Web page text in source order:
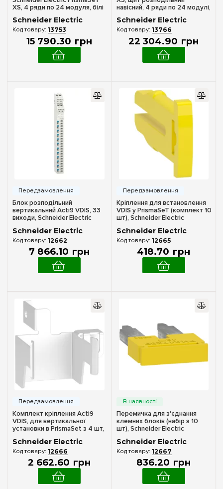
Прозора(3)
Серія
Acti9 (3)
Linegry
PrismaSeT XS (16)
Колір корпусу
(4)
Двері
Біла(3)
Прозора(3)
550 мм
610 мм
Очистити вибір
XS, 4 ряди по 24 модуля, білі
двері, LVSXQ424
Schneider Electric
13753
15 790.30 грн
навісний, 4 ряди по 24 модулі,
прозорі двері, LVSXR424
Schneider Electric
13766
22 304.90 грн
Блок розподільний
вертикальний Acti9 VDIS, 33
виходи, Schneider Electric
A9XPK707
Schneider Electric
12662
7 866.10 грн
Кріплення для встановлення
VDIS у PrismaSeT (комплект 10
шт), Schneider Electric
A9XPKL10
Schneider Electric
12665
418.70 грн
Комплект кріплення Acti9
VDIS, для вертикальної
установки в PrismaSet з 4 шт,
Schneider Electric
12666
2 662.60 грн
Перемичка для з'єднання
клемних блоків (набір з 10
шт), Schneider Electric
Schneider Electric
12667
836.20 грн